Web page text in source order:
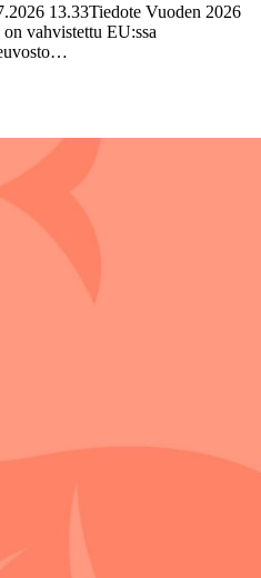
13.33Tiedote Vuoden 2026
vahvistettu EU:ssa